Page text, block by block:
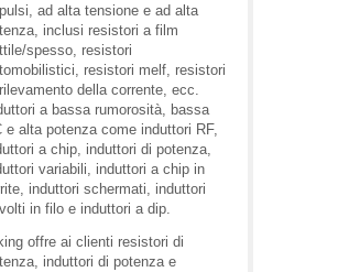
ad alta tensione e ad alta
inclusi resistori a film
spesso, resistori
resistori melf, resistori
della corrente, ecc.
a bassa rumorosità, bassa
e alta potenza come induttori RF,
a chip, induttori di potenza,
variabili, induttori a chip in
induttori schermati, induttori
in filo e induttori a dip.
offre ai clienti resistori di
induttori di potenza e